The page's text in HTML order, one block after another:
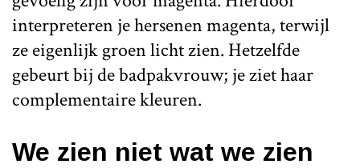
interpreteren je hersenen magenta, terwijl
ze eigenlijk groen licht zien. Hetzelfde
gebeurt bij de badpakvrouw; je ziet haar
complementaire kleuren.
We zien niet wat we zien